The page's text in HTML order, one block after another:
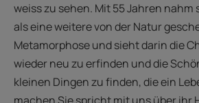
weiss zu sehen. Mit 55 Jahren nahm
als eine weitere von der Natur
Metamorphose und sieht darin die
wieder neu zu erfinden und die
kleinen Dingen zu finden, die ein